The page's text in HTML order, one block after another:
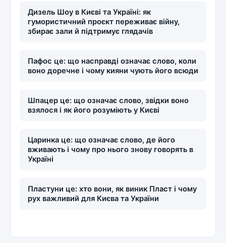
Дизель Шоу в Києві та Україні: як
гумористичний проєкт переживає війну,
збирає зали й підтримує глядачів
Пафос це: що насправді означає слово, коли
воно доречне і чому кияни чують його всюди
Шпацер це: що означає слово, звідки воно
взялося і як його розуміють у Києві
Царинка це: що означає слово, де його
вживають і чому про нього знову говорять в
Україні
Пластуни це: хто вони, як виник Пласт і чому
рух важливий для Києва та України